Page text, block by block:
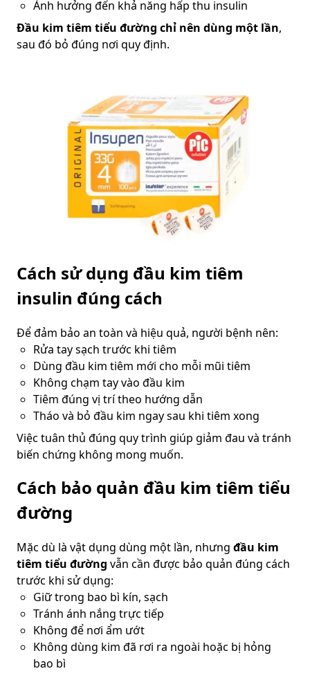
Ảnh hưởng đến khả năng hấp thu insulin
Đầu kim tiêm tiểu đường chỉ nên dùng một lần,
sau đó bỏ đúng nơi quy định.
Cách sử dụng đầu kim tiêm
insulin đúng cách
Để đảm bảo an toàn và hiệu quả, người bệnh nên:
Rửa tay sạch trước khi tiêm
Dùng đầu kim tiêm mới cho mỗi mũi tiêm
Không chạm tay vào đầu kim
Tiêm đúng vị trí theo hướng dẫn
Tháo và bỏ đầu kim ngay sau khi tiêm xong
Việc tuân thủ đúng quy trình giúp giảm đau và tránh
biến chứng không mong muốn.
Cách bảo quản đầu kim tiêm tiểu
đường
Mặc dù là vật dụng dùng một lần, nhưng đầu kim
tiêm tiểu đường vẫn cần được bảo quản đúng cách
trước khi sử dụng:
Giữ trong bao bì kín, sạch
Tránh ánh nắng trực tiếp
Không để nơi ẩm ướt
Không dùng kim đã rơi ra ngoài hoặc bị hỏng
bao bì